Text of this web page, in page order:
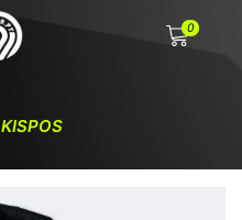
0
KISPOS